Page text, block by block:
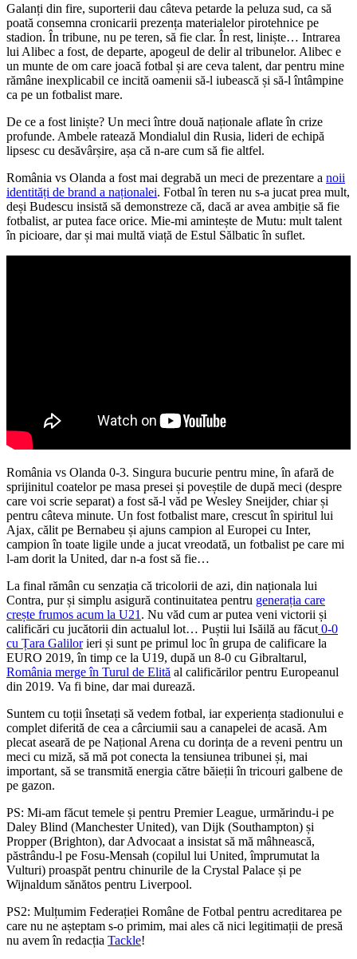
Galanți din fire, suporterii dau câteva petarde la peluza sud, ca să
poată consemna cronicarii prezența materialelor pirotehnice pe
stadion. În tribune, nu pe teren, să fie clar. În rest, liniște… Intrarea
lui Alibec a fost, de departe, apogeul de delir al tribunelor. Alibec e
un munte de om care joacă fotbal și are ceva talent, dar pentru mine
rămâne inexplicabil ce incită oamenii să-l iubească și să-l întâmpine
ca pe un fotbalist mare.
De ce a fost liniște? Un meci între două naționale aflate în crize
profunde. Ambele ratează Mondialul din Rusia, lideri de echipă
lipsesc cu desăvârșire, așa că n-are cum să fie altfel.
România vs Olanda a fost mai degrabă un meci de prezentare a noii
identități de brand a naționalei. Fotbal în teren nu s-a jucat prea mult,
deși Budescu insistă să demonstreze că, dacă ar avea ambiție să fie
fotbalist, ar putea face orice. Mie-mi amintește de Mutu: mult talent
în picioare, dar și mai multă viață de Estul Sălbatic în suflet.
România vs Olanda 0-3. Singura bucurie pentru mine, în afară de
sprijinitul coatelor pe masa presei și poveștile de după meci (despre
care voi scrie separat) a fost să-l văd pe Wesley Sneijder, chiar și
pentru câteva minute. Un fost fotbalist mare, crescut în spiritul lui
Ajax, călit pe Bernabeu și ajuns campion al Europei cu Inter,
campion în toate ligile unde a jucat vreodată, un fotbalist pe care mi
l-am dorit la United, dar n-a fost să fie…
La final rămân cu senzația că tricolorii de azi, din naționala lui
Contra, pur și simplu asigură continuitatea pentru generația care
crește frumos acum la U21 . Nu văd cum ar putea veni victorii și
calificări cu jucătorii din actualul lot… Puștii lui Isăilă au făcut 0-0
cu Țara Galilorieri și sunt pe primul loc în grupa de calificare la
EURO 2019, în timp ce la U19, după un 8-0 cu Gibraltarul,
România merge în Turul de Elită al calificărilor pentru Europeanul
din 2019. Va fi bine, dar mai durează.
Suntem cu toții însetați să vedem fotbal, iar experiența stadionului e
complet diferită de cea a cârciumii sau a canapelei de acasă. Am
plecat aseară de pe Național Arena cu dorința de a reveni pentru un
meci cu miză, să mă pot conecta la tensiunea tribunei și, mai
important, să se transmită energia către băieții în tricouri galbene de
pe gazon.
PS: Mi-am făcut temele și pentru Premier League, urmărindu-i pe
Daley Blind (Manchester United), van Dijk (Southampton) și
Propper (Brighton), dar Advocaat a insistat să mă mâhnească,
păstrându-l pe Fosu-Mensah (copilul lui United, împrumutat la
Vulturi) proaspăt pentru chinurile de la Crystal Palace și pe
Wijnaldum sănătos pentru Liverpool.
PS2: Mulțumim Federației Române de Fotbal pentru acreditarea pe
care nu ne așteptam s-o primim, mai ales că nici legitimații de presă
nu avem în redacția Tackle!